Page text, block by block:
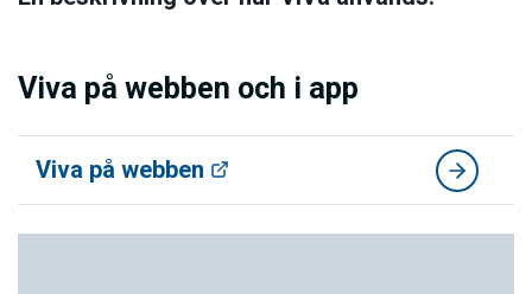
Viva på webben och i app
Viva på webben